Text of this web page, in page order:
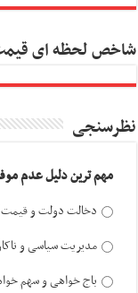
شاخص لحظه ای
نظرسنجی
مهم ترین دلیل عدم
دخالت دولت و
مدیریت سیاسی و
باج خواهی و سهم